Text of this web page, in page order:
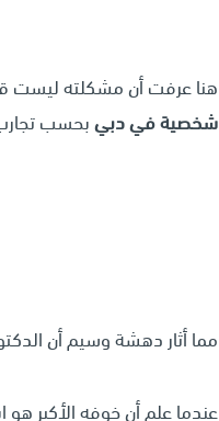
هنا عرفت أن مشكلته ليست
شخصية في دبيبحسب تجارب
مما أثار دهشة وسيم أن
عندما علم أن خوفه الأكبر هو